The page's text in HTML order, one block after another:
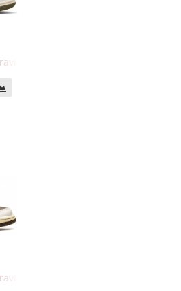
Scott Olive
Scott Reverse Mocha